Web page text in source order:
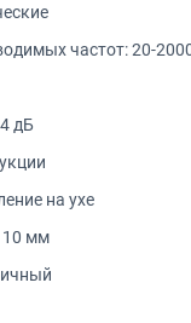
частот: 20-
дБ
на ухе
10 мм